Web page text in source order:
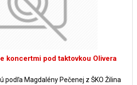
koncertmi pod taktovkou Olivera
podľa Magdalény Pečenej z ŠKO Žilina